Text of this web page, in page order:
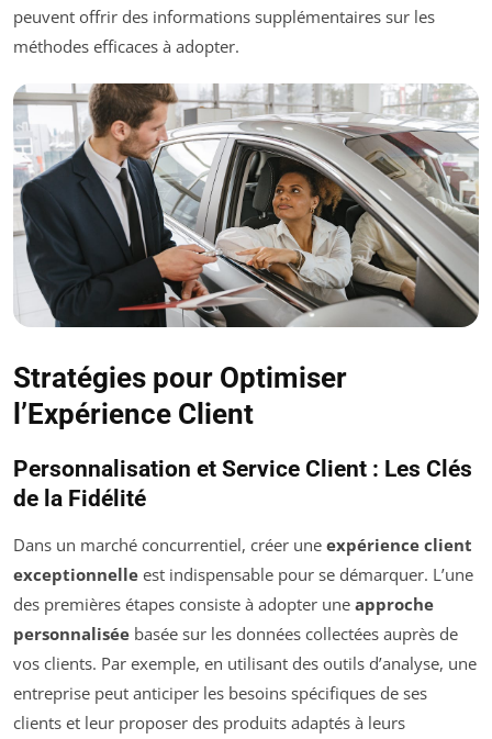
peuvent offrir des informations supplémentaires sur les
méthodes efficaces à adopter.
Stratégies pour Optimiser
l’Expérience Client
Personnalisation et Service Client : Les Clés
de la Fidélité
Dans un marché concurrentiel, créer une expérience client
exceptionnelle est indispensable pour se démarquer. L’une
des premières étapes consiste à adopter une approche
personnalisée basée sur les données collectées auprès de
vos clients. Par exemple, en utilisant des outils d’analyse, une
entreprise peut anticiper les besoins spécifiques de ses
clients et leur proposer des produits adaptés à leurs